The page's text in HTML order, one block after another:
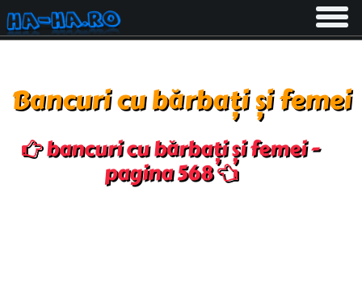
Toggle
Bancuri cu bărbați și femei
bancuri cu bărbați și femei -
pagina 568